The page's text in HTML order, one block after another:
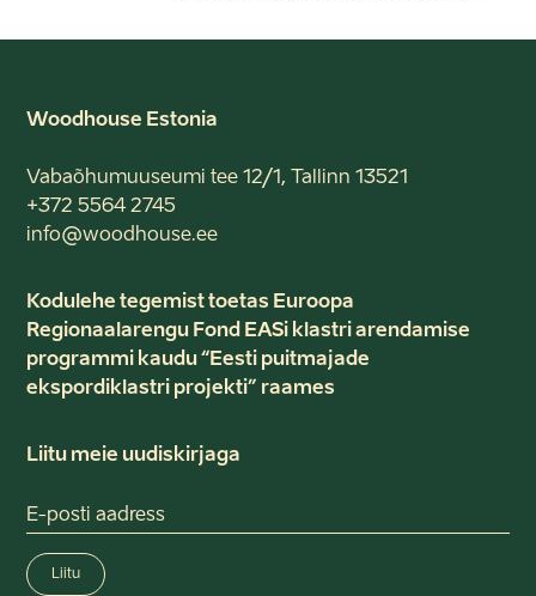
Woodhouse Estonia
Vabaõhumuuseumi tee 12/1, Tallinn 13521
+372 5564 2745
info@woodhouse.ee
Kodulehe tegemist toetas Euroopa
Regionaalarengu Fond EASi klastri arendamise
programmi kaudu “Eesti puitmajade
ekspordiklastri projekti” raames
Liitu meie uudiskirjaga
Liitu